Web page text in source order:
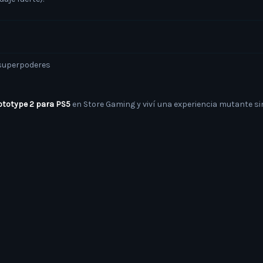
2 para PS5 en Store Gaming y viví una experiencia mutante